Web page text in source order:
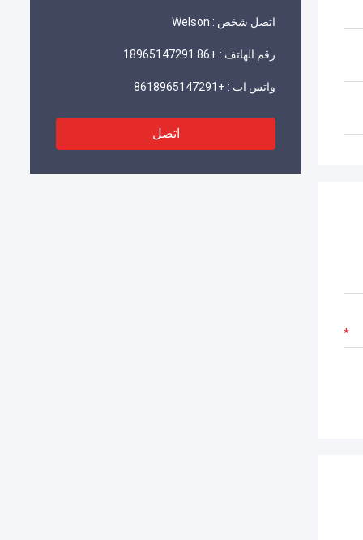
اتصل شخص : Welson
رقم الهاتف : +86 18965147291
واتس اب : +8618965147291
اتصل